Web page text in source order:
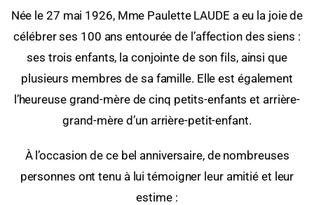
Née le 27 mai 1926, Mme Paulette LAUDE a eu la joie de
célébrer ses 100 ans entourée de l’affection des siens :
ses trois enfants, la conjointe de son fils, ainsi que
plusieurs membres de sa famille. Elle est également
l’heureuse grand-mère de cinq petits-enfants et arrière-
grand-mère d’un arrière-petit-enfant.
À l’occasion de ce bel anniversaire, de nombreuses
personnes ont tenu à lui témoigner leur amitié et leur
estime :